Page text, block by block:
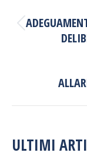
ULTIMI